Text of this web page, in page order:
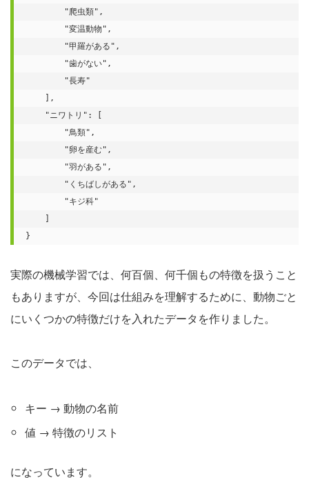
"爬虫類",
"変温動物",
"甲羅がある",
"歯がない",
"長寿"
],
"ニワトリ": [
"鳥類",
"卵を産む",
"羽がある",
"くちばしがある",
"キジ科"
}
実際の機械学習では、何百個、何千個もの特徴を扱うこと
もありますが、今回は仕組みを理解するために、動物ごと
にいくつかの特徴だけを入れたデータを作りました。
このデータでは、
キー → 動物の名前
値 → 特徴のリスト
になっています。